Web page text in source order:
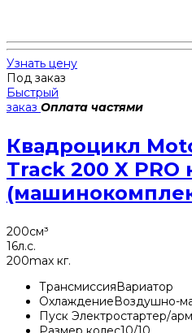
Узнать цену
Под заказ
Быстрый
заказ Оплата частями
Квадроцикл
Track 200 X
200см³
16л.с.
200max кг.
ТрансмиссияВариатор
ОхлаждениеВоздушно-
Пуск Электростартер/